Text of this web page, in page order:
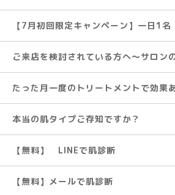
【7月初回限定キャンペーン】一日1名
ご来店を検討されている方へ～サロン
たった月一度のトリートメントで効果
本当の肌タイプご存知ですか？
【無料】 LINEで肌診断
【無料】メールで肌診断